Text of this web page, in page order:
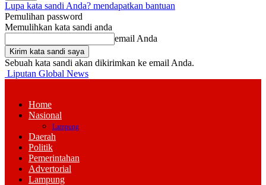
Lupa kata sandi Anda? mendapatkan bantuan
Pemulihan password
Memulihkan kata sandi anda
email Anda
Sebuah kata sandi akan dikirimkan ke email Anda.
Liputan Global News
Home
Nasional
Lampung
Daerah
Politik
Pemerintahan
Advertorial
Lampung